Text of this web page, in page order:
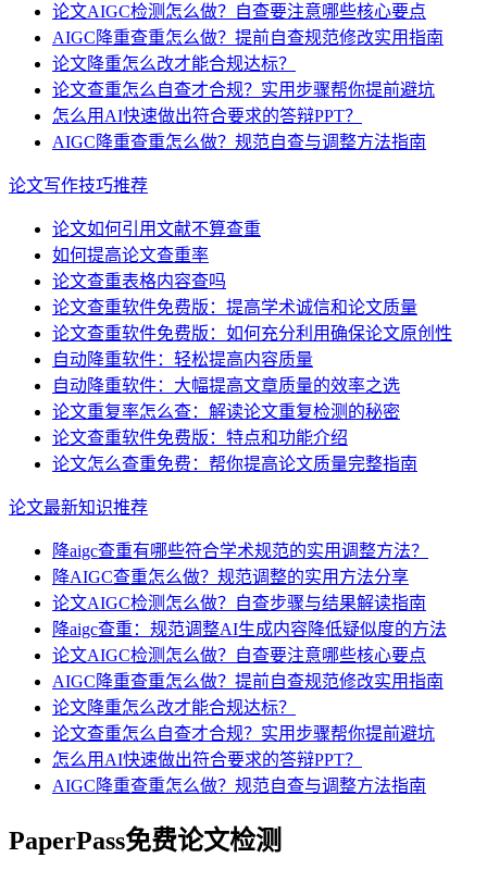
论文AIGC检测怎么做？自查要注意哪些核心要点
AIGC降重查重怎么做？提前自查规范修改实用指南
论文降重怎么改才能合规达标？
论文查重怎么自查才合规？实用步骤帮你提前避坑
怎么用AI快速做出符合要求的答辩PPT？
AIGC降重查重怎么做？规范自查与调整方法指南
论文写作技巧推荐
论文如何引用文献不算查重
如何提高论文查重率
论文查重表格内容查吗
论文查重软件免费版：提高学术诚信和论文质量
论文查重软件免费版：如何充分利用确保论文原创性
自动降重软件：轻松提高内容质量
自动降重软件：大幅提高文章质量的效率之选
论文重复率怎么查：解读论文重复检测的秘密
论文查重软件免费版：特点和功能介绍
论文怎么查重免费：帮你提高论文质量完整指南
论文最新知识推荐
降aigc查重有哪些符合学术规范的实用调整方法？
降AIGC查重怎么做？规范调整的实用方法分享
论文AIGC检测怎么做？自查步骤与结果解读指南
降aigc查重：规范调整AI生成内容降低疑似度的方法
论文AIGC检测怎么做？自查要注意哪些核心要点
AIGC降重查重怎么做？提前自查规范修改实用指南
论文降重怎么改才能合规达标？
论文查重怎么自查才合规？实用步骤帮你提前避坑
怎么用AI快速做出符合要求的答辩PPT？
AIGC降重查重怎么做？规范自查与调整方法指南
PaperPass免费论文检测